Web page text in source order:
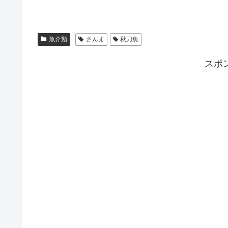
魚介類 さんま 秋刀魚
スポ